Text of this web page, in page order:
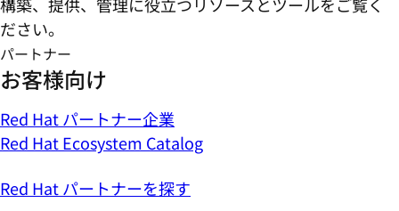
ださい。
パートナー
お客様向け
Red Hat パートナー企業
Red Hat Ecosystem Catalog
Red Hat パートナーを探す